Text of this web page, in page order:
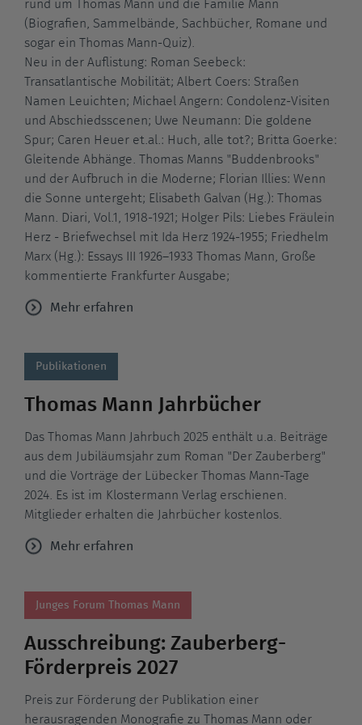
rund um Thomas Mann und die Familie Mann
(Biografien, Sammelbände, Sachbücher, Romane und
sogar ein Thomas Mann-Quiz).
Neu in der Auflistung: Roman Seebeck:
Transatlantische Mobilität; Albert Coers: Straßen
Namen Leuichten; Michael Angern: Condolenz-Visiten
und Abschiedsscenen; Uwe Neumann: Die goldene
Spur; Caren Heuer et.al.: Huch, alle tot?; Britta Goerke:
Gleitende Abhänge. Thomas Manns "Buddenbrooks"
und der Aufbruch in die Moderne; Florian Illies: Wenn
die Sonne untergeht; Elisabeth Galvan (Hg.): Thomas
Mann. Diari, Vol.1, 1918-1921; Holger Pils: Liebes Fräulein
Herz - Briefwechsel mit Ida Herz 1924-1955; Friedhelm
Marx (Hg.): Essays III 1926–1933 Thomas Mann, Große
kommentierte Frankfurter Ausgabe;
Mehr erfahren
Publikationen
Thomas Mann Jahrbücher
Das Thomas Mann Jahrbuch 2025 enthält u.a. Beiträge
aus dem Jubiläumsjahr zum Roman "Der Zauberberg"
und die Vorträge der Lübecker Thomas Mann-Tage
2024. Es ist im Klostermann Verlag erschienen.
Mitglieder erhalten die Jahrbücher kostenlos.
Mehr erfahren
Junges Forum Thomas Mann
Ausschreibung: Zauberberg-
Förderpreis 2027
Preis zur Förderung der Publikation einer
herausragenden Monografie zu Thomas Mann oder